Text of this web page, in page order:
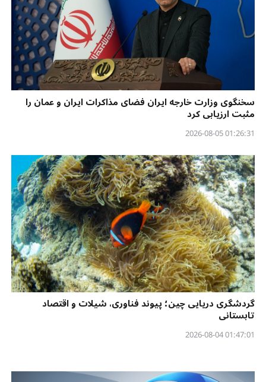
سخنگوی وزارت خارجه ایران فضای مذاکرات ایران و عمان را
مثبت ارزیابی کرد
01:26:31 2026-08-05
گردشگری دریایی چین؛ پیوند فناوری، شیلات و اقتصاد
تابستانی
01:47:01 2026-08-04